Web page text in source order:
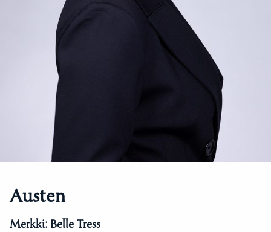
Austen
Merkki: Belle Tress